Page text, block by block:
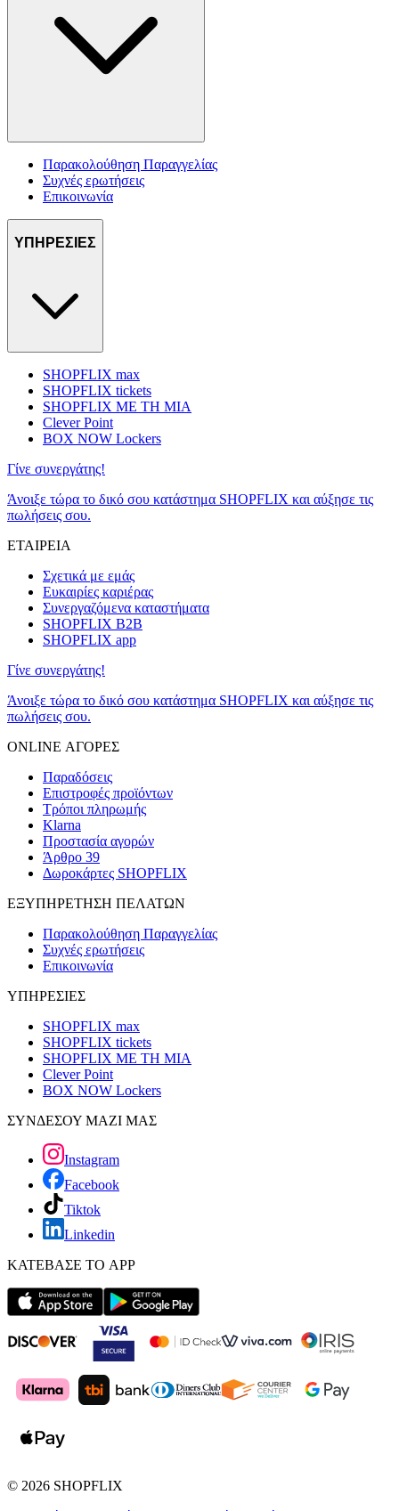
Παρακολούθηση Παραγγελίας
Συχνές ερωτήσεις
Επικοινωνία
ΥΠΗΡΕΣΙΕΣ
SHOPFLIX max
SHOPFLIX tickets
SHOPFLIX ΜΕ ΤΗ ΜΙΑ
Clever Point
BOX NOW Lockers
Γίνε συνεργάτης!
Άνοιξε τώρα το δικό σου κατάστημα SHOPFLIX και αύξησε τις
πωλήσεις σου.
ΕΤΑΙΡΕΙΑ
Σχετικά με εμάς
Ευκαιρίες καριέρας
Συνεργαζόμενα καταστήματα
SHOPFLIX B2B
SHOPFLIX app
Γίνε συνεργάτης!
Άνοιξε τώρα το δικό σου κατάστημα SHOPFLIX και αύξησε τις
πωλήσεις σου.
ONLINE ΑΓΟΡΕΣ
Παραδόσεις
Επιστροφές προϊόντων
Τρόποι πληρωμής
Klarna
Προστασία αγορών
Άρθρο 39
Δωροκάρτες SHOPFLIX
ΕΞΥΠΗΡΕΤΗΣΗ ΠΕΛΑΤΩΝ
Παρακολούθηση Παραγγελίας
Συχνές ερωτήσεις
Επικοινωνία
ΥΠΗΡΕΣΙΕΣ
SHOPFLIX max
SHOPFLIX tickets
SHOPFLIX ΜΕ ΤΗ ΜΙΑ
Clever Point
BOX NOW Lockers
ΣΥΝΔΕΣΟΥ ΜΑΖΙ ΜΑΣ
Instagram
Facebook
Tiktok
Linkedin
ΚΑΤΕΒΑΣΕ ΤΟ APP
© 2026 SHOPFLIX